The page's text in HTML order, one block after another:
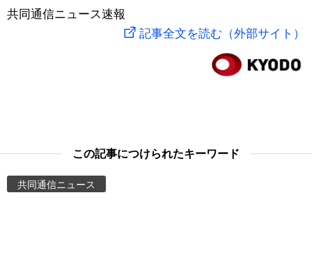
社会
旅と暮らし
暮らし
共同通信ニュース速報
記事全文を読む（外部サイト）
この記事につけられたキーワード
共同通信ニュース